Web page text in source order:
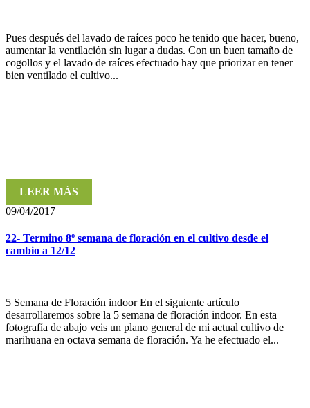
Pues después del lavado de raíces poco he tenido que hacer, bueno,
aumentar la ventilación sin lugar a dudas. Con un buen tamaño de
cogollos y el lavado de raíces efectuado hay que priorizar en tener
bien ventilado el cultivo...
LEER MÁS
09/04/2017
22- Termino 8º semana de floración en el cultivo desde el
cambio a 12/12
5 Semana de Floración indoor En el siguiente artículo
desarrollaremos sobre la 5 semana de floración indoor. En esta
fotografía de abajo veis un plano general de mi actual cultivo de
marihuana en octava semana de floración. Ya he efectuado el...